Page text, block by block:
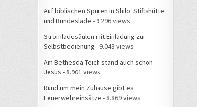
Auf biblischen Spuren in Shilo: Stiftshütte
und Bundeslade - 9.296 views
Stromladesäulen mit Einladung zur
Selbstbedienung - 9.043 views
Am Bethesda-Teich stand auch schon
Jesus - 8.901 views
Rund um mein Zuhause gibt es
Feuerwehreinsätze - 8.869 views